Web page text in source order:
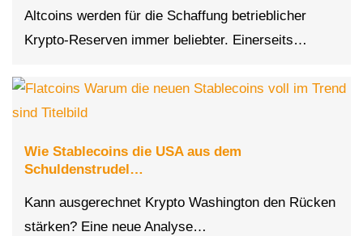
Altcoins werden für die Schaffung betrieblicher
Krypto-Reserven immer beliebter. Einerseits…
Wie Stablecoins die USA aus dem
Schuldenstrudel…
Kann ausgerechnet Krypto Washington den Rücken
stärken? Eine neue Analyse…